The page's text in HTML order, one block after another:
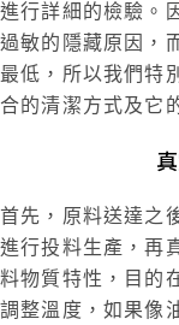
進行詳細的檢驗。
過敏的隱藏原因，
最低，所以我們特
合的清潔方式及它
首先，原料送達之
進行投料生產，再
料物質特性，目的
調整溫度，如果像